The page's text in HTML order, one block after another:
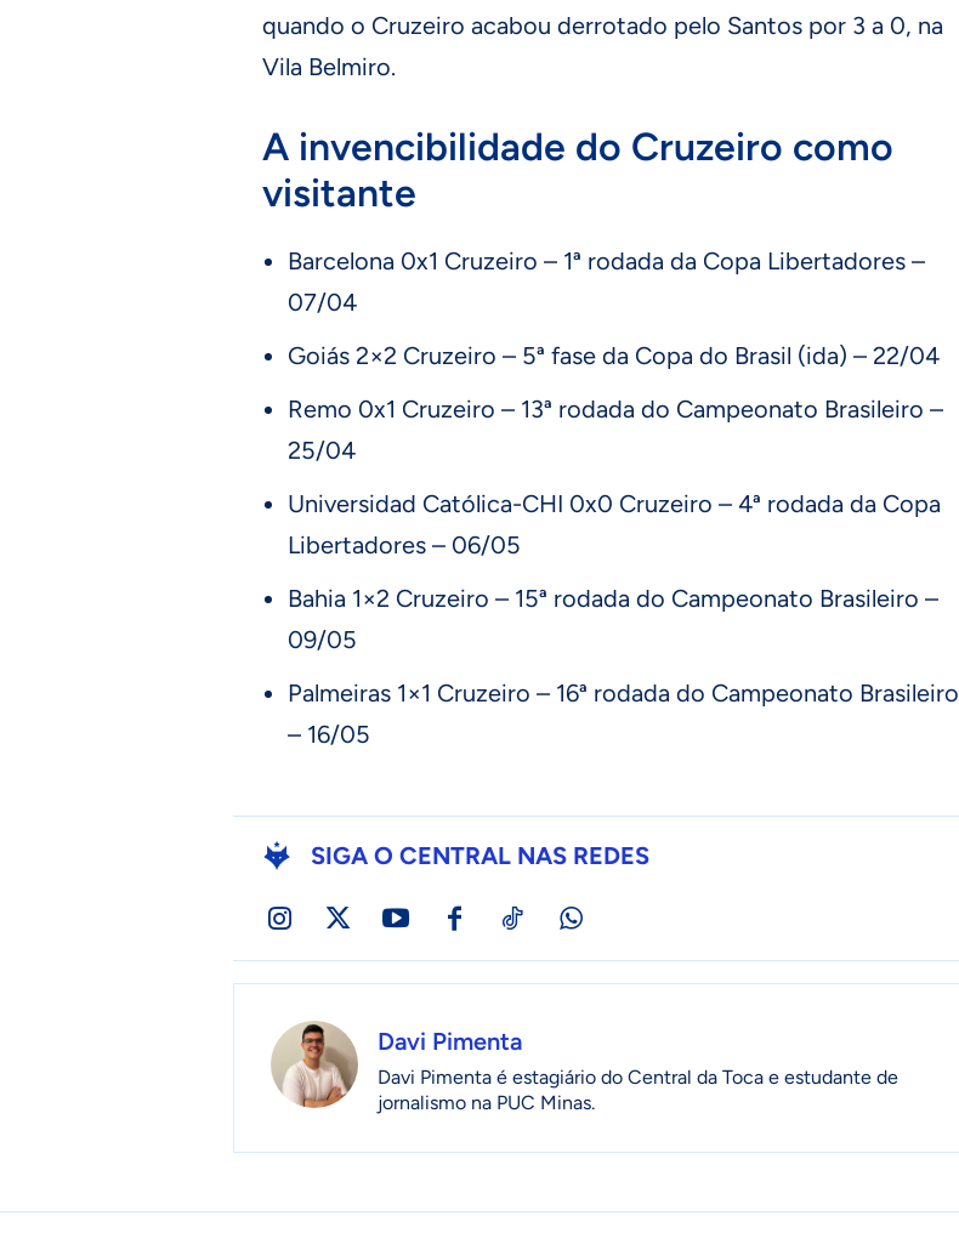
quando o Cruzeiro acabou derrotado pelo Santos por 3 a 0, na
Vila Belmiro.
A invencibilidade do Cruzeiro como
visitante
Barcelona 0x1 Cruzeiro – 1ª rodada da Copa Libertadores –
07/04
Goiás 2×2 Cruzeiro – 5ª fase da Copa do Brasil (ida) – 22/04
Remo 0x1 Cruzeiro – 13ª rodada do Campeonato Brasileiro –
25/04
Universidad Católica-CHI 0x0 Cruzeiro – 4ª rodada da Copa
Libertadores – 06/05
Bahia 1×2 Cruzeiro – 15ª rodada do Campeonato Brasileiro –
09/05
Palmeiras 1×1 Cruzeiro – 16ª rodada do Campeonato Brasileiro
– 16/05
SIGA O CENTRAL NAS REDES
Davi Pimenta
Davi Pimenta é estagiário do Central da Toca e estudante de
jornalismo na PUC Minas.